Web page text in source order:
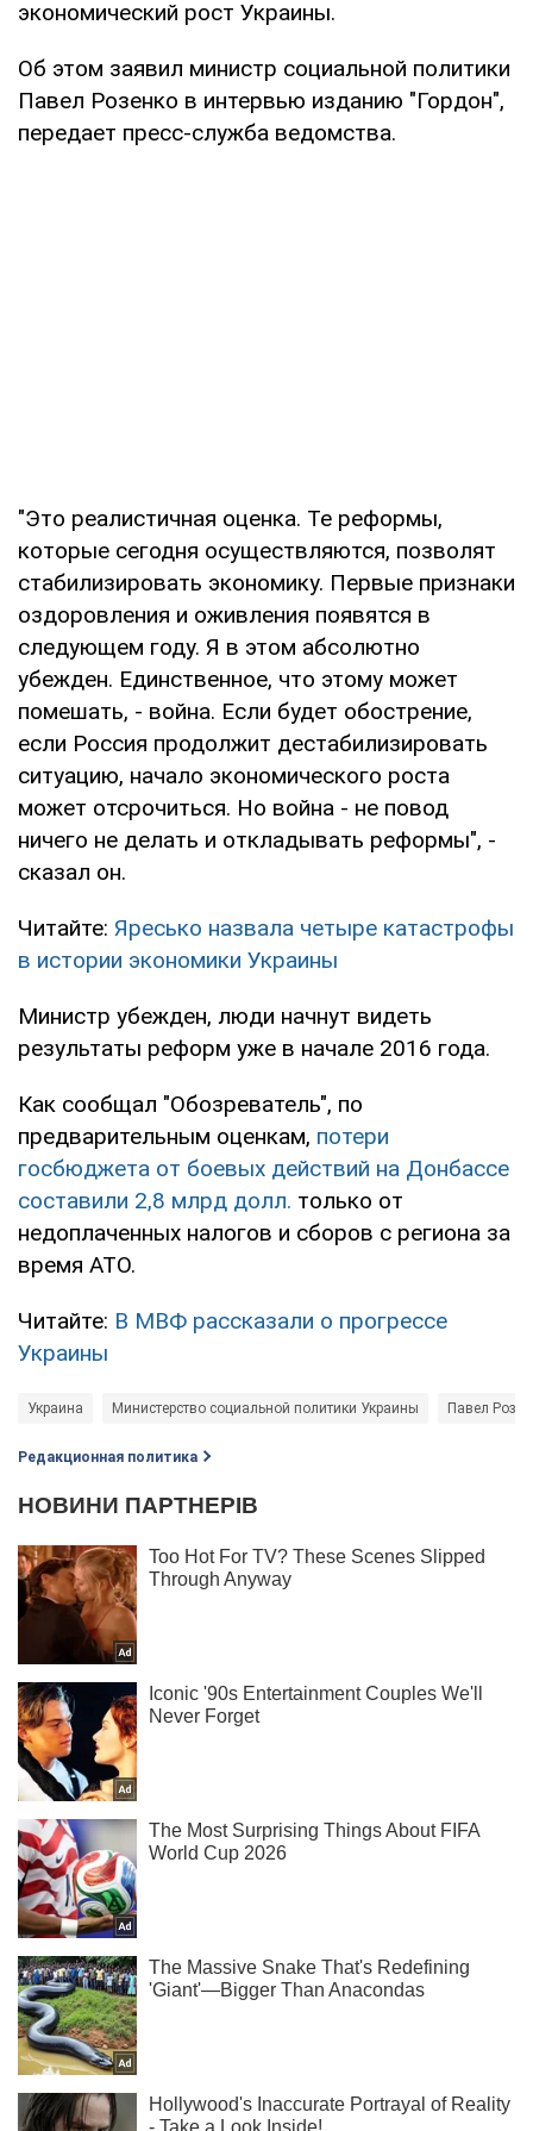
экономический рост Украины.
Об этом заявил министр социальной политики
Павел Розенко в интервью изданию "Гордон",
передает пресс-служба ведомства.
"Это реалистичная оценка. Те реформы,
которые сегодня осуществляются, позволят
стабилизировать экономику. Первые признаки
оздоровления и оживления появятся в
следующем году. Я в этом абсолютно
убежден. Единственное, что этому может
помешать, - война. Если будет обострение,
если Россия продолжит дестабилизировать
ситуацию, начало экономического роста
может отсрочиться. Но война - не повод
ничего не делать и откладывать реформы", -
сказал он.
Читайте: Яресько назвала четыре катастрофы
в истории экономики Украины
Министр убежден, люди начнут видеть
результаты реформ уже в начале 2016 года.
Как сообщал "Обозреватель", по
предварительным оценкам, потери
госбюджета от боевых действий на Донбассе
составили 2,8 млрд долл. только от
недоплаченных налогов и сборов с региона за
время АТО.
Читайте: В МВФ рассказали о прогрессе
Украины
Украина Министерство социальной политики Украины Павел
Редакционная политика